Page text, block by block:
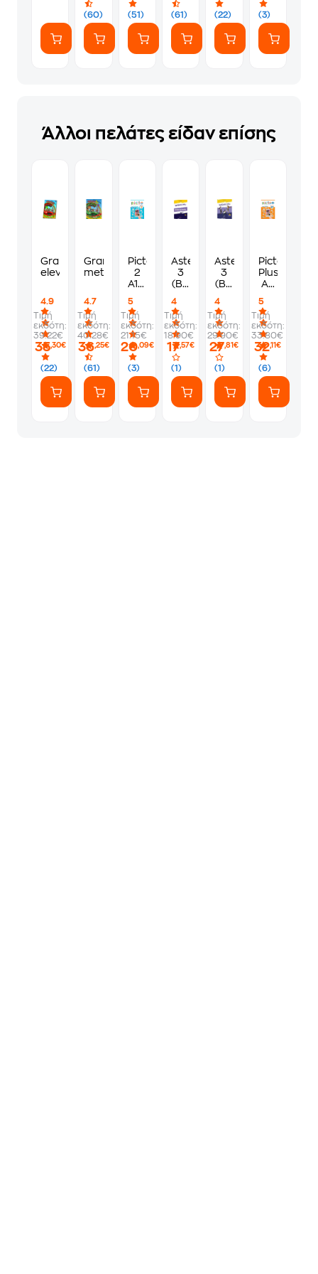
(60) (51) (61) (22) (3)
Άλλοι πελάτες είδαν επίσης
Grammatix
eleve
4.9
(22)
Τιμή
εκδότη:
39.22€
35,30€
GrammAdo
methode
4.7
(61)
Τιμή
εκδότη:
40.28€
36,25€
Picto
2
A1.2
A2.1
5
(3)
Τιμή
εκδότη:
21.15€
20,09€
Asterisque
3
(B1)
Cahier
d'
activites
4
(1)
Τιμή
εκδότη:
18.90€
17,57€
Asterisque
3
(B1)
Livre
de l'
eleve
4
(1)
Τιμή
εκδότη:
29.90€
27,81€
Picto+
Plus
A2
de l'
eleve
5
(6)
Τιμή
εκδότη:
33.80€
32,11€